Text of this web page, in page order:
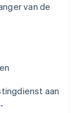
van de
aan